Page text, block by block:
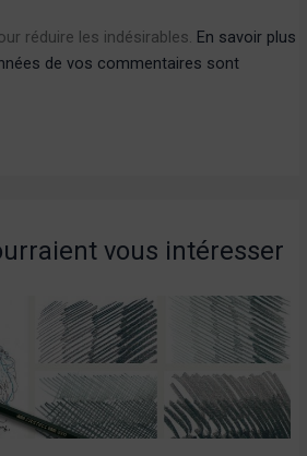
réduire les indésirables. En savoir plus
de vos commentaires sont
vous intéresser